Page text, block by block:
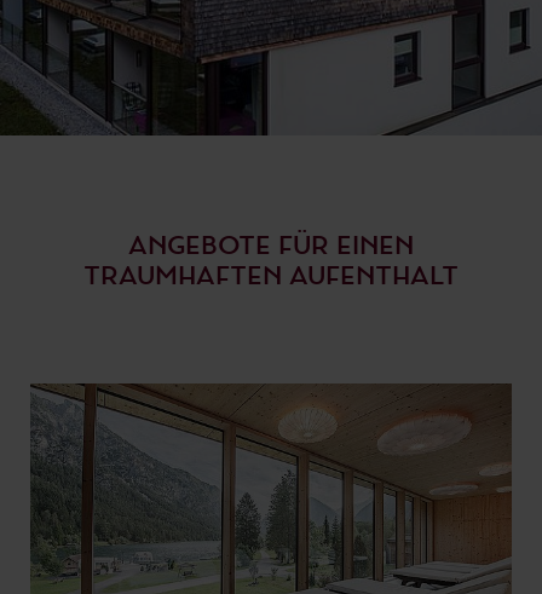
ANGEBOTE FÜR EINEN
TRAUMHAFTEN AUFENTHALT